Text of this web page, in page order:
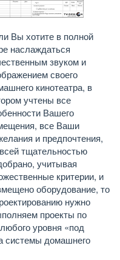
Вы хотите в полной
наслаждаться
звуком и
своего
кинотеатра, в
учтены все
Вашего
все Ваши
и предпочтения,
тщательностью
учитывая
критерии, и
оборудование, то
нужно
проекты по
уровня «под
системы домашнего